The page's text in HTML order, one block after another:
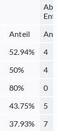
Anteil
52.94%
4
50%
4
80%
0
43.75%
5
37.93%
7